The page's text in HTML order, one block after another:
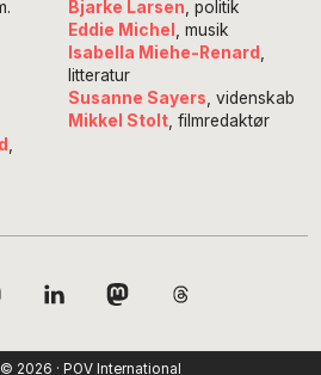
Bjarke Larsen , politik
Eddie Michel
, musik
Isabella Miehe-Renard
litteratur
Susanne Sayers , videnskab
Mikkel Stolt, filmredaktør
2026 · POV International